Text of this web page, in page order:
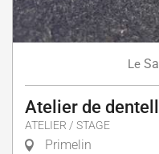
Le
Atelier de
ATELIER / STAGE
Primelin